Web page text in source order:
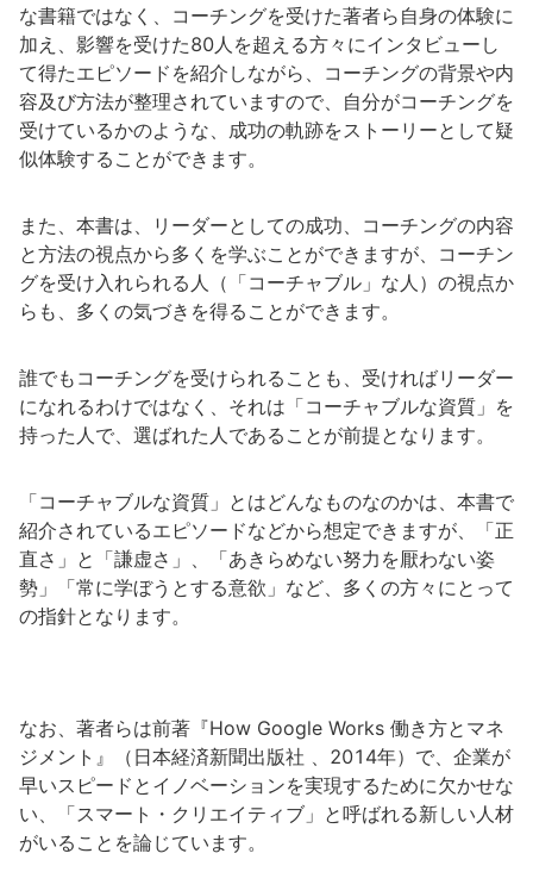
な書籍ではなく、コーチングを受けた著者ら自身の体験に
加え、影響を受けた80人を超える方々にインタビューし
て得たエピソードを紹介しながら、コーチングの背景や内
容及び方法が整理されていますので、自分がコーチングを
受けているかのような、成功の軌跡をストーリーとして疑
似体験することができます。
また、本書は、リーダーとしての成功、コーチングの内容
と方法の視点から多くを学ぶことができますが、コーチン
グを受け入れられる人（「コーチャブル」な人）の視点か
らも、多くの気づきを得ることができます。
誰でもコーチングを受けられることも、受ければリーダー
になれるわけではなく、それは「コーチャブルな資質」を
持った人で、選ばれた人であることが前提となります。
「コーチャブルな資質」とはどんなものなのかは、本書で
紹介されているエピソードなどから想定できますが、「正
直さ」と「謙虚さ」、「あきらめない努力を厭わない姿
勢」「常に学ぼうとする意欲」など、多くの方々にとって
の指針となります。
なお、著者らは前著『How Google Works 働き方とマネ
ジメント』（日本経済新聞出版社 、2014年）で、企業が
早いスピードとイノベーションを実現するために欠かせな
い、「スマート・クリエイティブ」と呼ばれる新しい人材
がいることを論じています。